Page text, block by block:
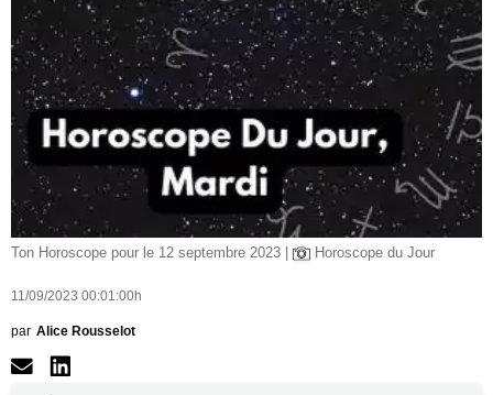
Ton Horoscope pour le 12 septembre 2023 | Horoscope du Jour
11/09/2023 00:01:00h
par Alice Rousselot